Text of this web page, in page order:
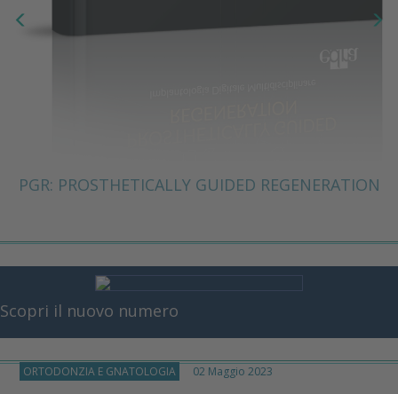
PGR: PROSTHETICALLY GUIDED REGENERATION
Scopri il nuovo numero
ORTODONZIA E GNATOLOGIA 02 Maggio 2023